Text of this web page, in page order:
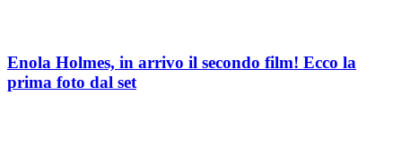
Enola Holmes, in arrivo il secondo film! Ecco la
prima foto dal set